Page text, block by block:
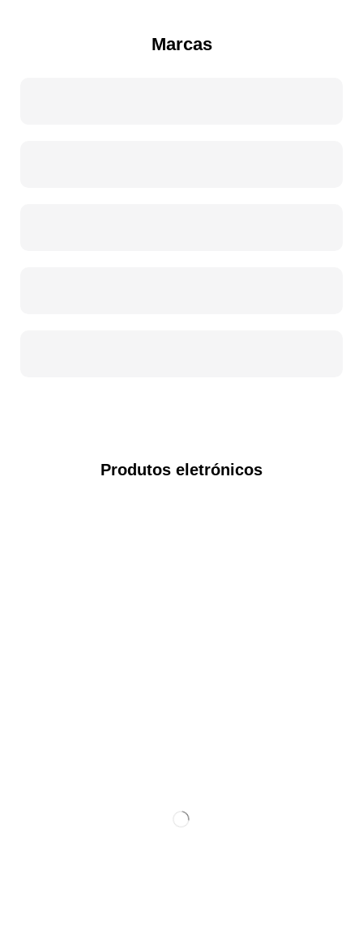
Marcas
Produtos eletrónicos